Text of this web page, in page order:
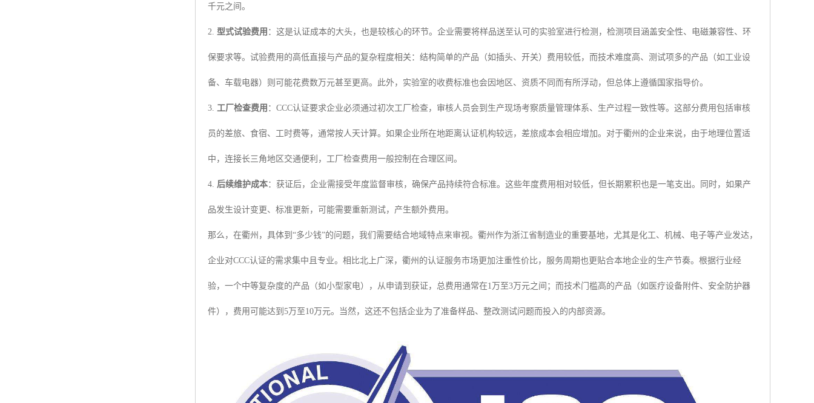
千元之间。
2. 型式试验费用 ：这是认证成本的大头，也是较核心的环节。企业需要将样品送至认可的实验室进行检测，检测项目涵盖安全性、电磁兼容性、环
保要求等。试验费用的高低直接与产品的复杂程度相关：结构简单的产品（如插头、开关）费用较低，而技术难度高、测试项多的产品（如工业设
备、车载电器）则可能花费数万元甚至更高。此外，实验室的收费标准也会因地区、资质不同而有所浮动，但总体上遵循国家指导价。
3. 工厂检查费用 ：CCC认证要求企业必须通过初次工厂检查，审核人员会到生产现场考察质量管理体系、生产过程一致性等。这部分费用包括审核
员的差旅、食宿、工时费等，通常按人天计算。如果企业所在地距离认证机构较远，差旅成本会相应增加。对于衢州的企业来说，由于地理位置适
中，连接长三角地区交通便利，工厂检查费用一般控制在合理区间。
4. 后续维护成本：获证后，企业需接受年度监督审核，确保产品持续符合标准。这些年度费用相对较低，但长期累积也是一笔支出。同时，如果产
品发生设计变更、标准更新，可能需要重新测试，产生额外费用。
那么，在衢州，具体到“多少钱”的问题，我们需要结合地域特点来审视。衢州作为浙江省制造业的重要基地，尤其是化工、机械、电子等产业发达，
企业对CCC认证的需求集中且专业。相比北上广深，衢州的认证服务市场更加注重性价比，服务周期也更贴合本地企业的生产节奏。根据行业经
验，一个中等复杂度的产品（如小型家电），从申请到获证，总费用通常在1万至3万元之间；而技术门槛高的产品（如医疗设备附件、安全防护器
件），费用可能达到5万至10万元。当然，这还不包括企业为了准备样品、整改测试问题而投入的内部资源。